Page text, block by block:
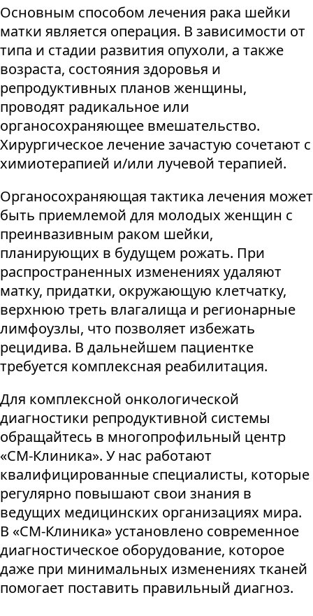
Основным способом лечения рака шейки
матки является операция. В зависимости от
типа и стадии развития опухоли, а также
возраста, состояния здоровья и
репродуктивных планов женщины,
проводят радикальное или
органосохраняющее вмешательство.
Хирургическое лечение зачастую сочетают с
химиотерапией и/или лучевой терапией.
Органосохраняющая тактика лечения может
быть приемлемой для молодых женщин с
преинвазивным раком шейки,
планирующих в будущем рожать. При
распространенных изменениях удаляют
матку, придатки, окружающую клетчатку,
верхнюю треть влагалища и регионарные
лимфоузлы, что позволяет избежать
рецидива. В дальнейшем пациентке
требуется комплексная реабилитация.
Для комплексной онкологической
диагностики репродуктивной системы
обращайтесь в многопрофильный центр
«СМ-Клиника». У нас работают
квалифицированные специалисты, которые
регулярно повышают свои знания в
ведущих медицинских организациях мира.
В «СМ-Клиника» установлено современное
диагностическое оборудование, которое
даже при минимальных изменениях тканей
помогает поставить правильный диагноз.